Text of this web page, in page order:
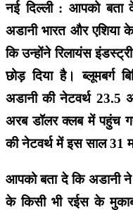
नई दिल्ली : आपको
अडानी भारत और
कि उन्होंने रिलायंस
छोड़ दिया है। ब्लूमबर्ग
अडानी की नेटवर्थ 23.5
अरब डॉलर क्लब में पहुंच
की नेटवर्थ में इस साल 31
आपको बता दे कि अडानी
के किसी भी रईस के